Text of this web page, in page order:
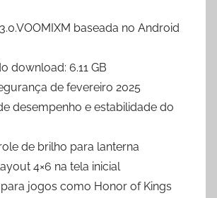
baseada no Android
download: 6.11 GB
de fevereiro 2025
desempenho e estabilidade do
de brilho para lanterna
4×6 na tela inicial
jogos como Honor of Kings